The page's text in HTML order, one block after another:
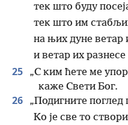
тек што буду
тек што им
на њих дуне ветар
и ветар их
25
„С ким ћете ме
каже Свети Бог.
26
„Подигните поглед
Ко је све то